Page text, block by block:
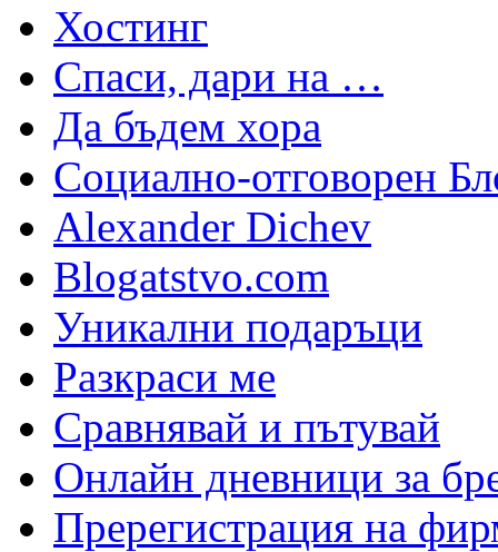
Хостинг
Спаси, дари на …
Да бъдем хора
Социално-отговорен
Alexander Dichev
Blogatstvo.com
Уникални подаръци
Разкраси ме
Сравнявай и пътувай
Онлайн дневници за
Пререгистрация на